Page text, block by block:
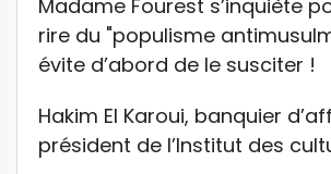
Madame Fourest s’inquiète
rire du "populisme
évite d’abord de le susciter !
Hakim El Karoui, banquier
président de l’Institut des